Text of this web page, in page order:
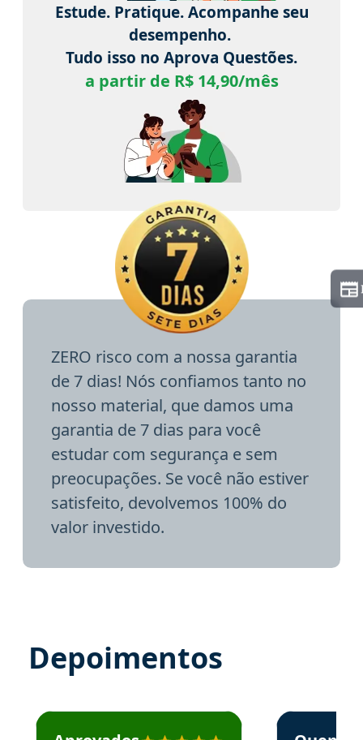
Estude. Pratique. Acompanhe seu
desempenho.
Tudo isso no Aprova Questões.
a partir de R$ 14,90/mês
ZERO risco com a nossa garantia
de 7 dias! Nós confiamos tanto no
nosso material, que damos uma
garantia de 7 dias para você
estudar com segurança e sem
preocupações. Se você não estiver
satisfeito, devolvemos 100% do
valor investido.
Depoimentos
Estudante José recomenda o Aprova Concursos em
Estudante